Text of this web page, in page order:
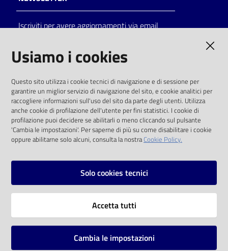
on line
Eventi
Chiedi al
bibliotecario
Avvisi
Iscriviti per avere aggiornamenti via email
solo alle condizioni previste dalla direttiva
comunitaria 2003/98/CE e dal d.lgs. 36/2006
SOCIAL
Instagram
Vai alla pagina
Usiamo i cookies
Questo sito utilizza i cookie tecnici di navigazione e di sessione per
garantire un miglior servizio di navigazione del sito, e cookie analitici per
raccogliere informazioni sull'uso del sito da parte degli utenti. Utilizza
anche cookie di profilazione dell'utente per fini statistici. I cookie di
profilazione puoi decidere se abilitarli o meno cliccando sul pulsante
'Cambia le impostazioni'. Per saperne di più su come disabilitare i cookie
oppure abilitarne solo alcuni, consulta la nostraCookie Policy.
Solo cookies tecnici
Accetta tutti
Cambia le impostazioni